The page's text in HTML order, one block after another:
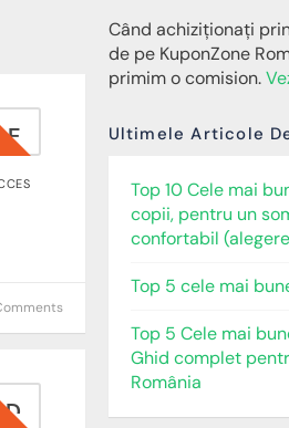
Când achiziționați
de pe KuponZone
primim o comision.
Ultimele Articole
Top 10 Cele mai
copii, pentru un
confortabil
Top 5 cele mai
Top 5 Cele mai
Ghid complet
România